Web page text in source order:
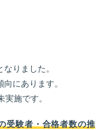
りました。
にあります。
施です。
受験者・合格者数の推